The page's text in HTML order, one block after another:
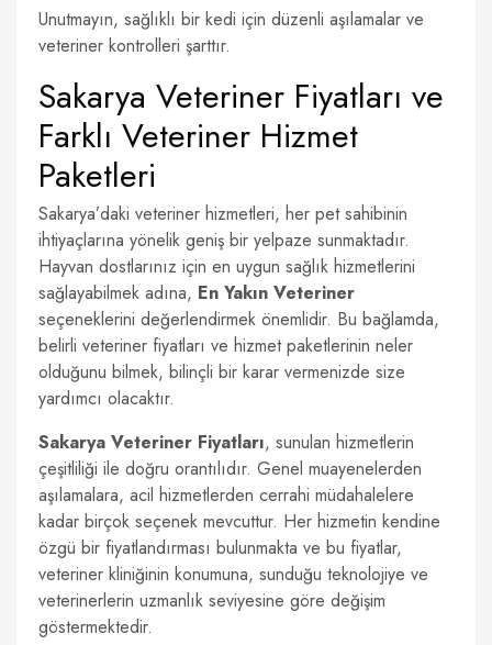
Unutmayın, sağlıklı bir kedi için düzenli aşılamalar ve
veteriner kontrolleri şarttır.
Sakarya Veteriner Fiyatları ve
Farklı Veteriner Hizmet
Paketleri
Sakarya’daki veteriner hizmetleri, her pet sahibinin
ihtiyaçlarına yönelik geniş bir yelpaze sunmaktadır.
Hayvan dostlarınız için en uygun sağlık hizmetlerini
sağlayabilmek adına, En Yakın Veteriner
seçeneklerini değerlendirmek önemlidir. Bu bağlamda,
belirli veteriner fiyatları ve hizmet paketlerinin neler
olduğunu bilmek, bilinçli bir karar vermenizde size
yardımcı olacaktır.
Sakarya Veteriner Fiyatları, sunulan hizmetlerin
çeşitliliği ile doğru orantılıdır. Genel muayenelerden
aşılamalara, acil hizmetlerden cerrahi müdahalelere
kadar birçok seçenek mevcuttur. Her hizmetin kendine
özgü bir fiyatlandırması bulunmakta ve bu fiyatlar,
veteriner kliniğinin konumuna, sunduğu teknolojiye ve
veterinerlerin uzmanlık seviyesine göre değişim
göstermektedir.